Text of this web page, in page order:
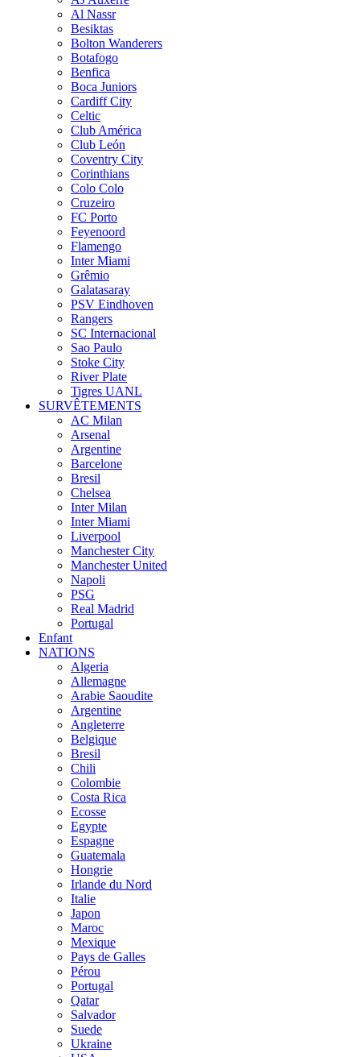
Al Nassr
Besiktas
Bolton Wanderers
Botafogo
Benfica
Boca Juniors
Cardiff City
Celtic
Club América
Club León
Coventry City
Corinthians
Colo Colo
Cruzeiro
FC Porto
Feyenoord
Flamengo
Inter Miami
Grêmio
Galatasaray
PSV Eindhoven
Rangers
SC Internacional
Sao Paulo
Stoke City
River Plate
Tigres UANL
SURVÊTEMENTS
AC Milan
Arsenal
Argentine
Barcelone
Bresil
Chelsea
Inter Milan
Inter Miami
Liverpool
Manchester City
Manchester United
Napoli
PSG
Real Madrid
Portugal
Enfant
NATIONS
Algeria
Allemagne
Arabie Saoudite
Argentine
Angleterre
Belgique
Bresil
Chili
Colombie
Costa Rica
Ecosse
Egypte
Espagne
Guatemala
Hongrie
Irlande du Nord
Italie
Japon
Maroc
Mexique
Pays de Galles
Pérou
Portugal
Qatar
Salvador
Suede
Ukraine